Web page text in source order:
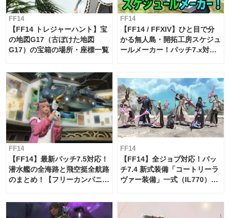
FF14
【FF14 トレジャーハント】宝
の地図G17（古ぼけた地図
G17）の宝箱の場所・座標一覧
FF14
【FF14 / FFXIV】ひと目で分
かる無人島・開拓工房スケジュ
ールメーカー！パッチ7.x対応
FF14
【FF14】最新パッチ7.5対応！
潜水艦の全海路と飛空挺全航路
のまとめ！【フリーカンパニ
FF14
【FF14】全ジョブ対応！パッ
チ7.4 新式装備「コートリーラ
ヴァー装備」一式（IL770）の